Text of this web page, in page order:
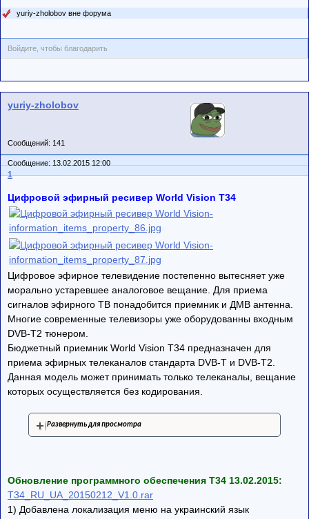
yuriy-zholobov вне форума
Войдите, чтобы благодарить
yuriy-zholobov
Сообщений: 141
Сообщение: 13.02.2015 12:00
1
Цифровой эфирный ресивер World Vision T34
Цифровое эфирное телевидение постепенно вытесняет уже
морально устаревшее аналоговое вещание. Для приема
сигналов эфирного ТВ понадобится приемник и ДМВ антенна.
Многие современные телевизоры уже оборудованны входным
DVB-T2 тюнером.
Бюджетный приемник World Vision T34 предназначен для
приема эфирных телеканалов стандарта DVB-T и DVB-T2.
Данная модель может принимать только телеканалы, вещание
которых осуществляется без кодирования.
Развернуть для просмотра
Обновление программного обеспечения Т34 13.02.2015:
T34_RU_UA_20150212_V1.0.rar
1) Добавлена локализация меню на украинский язык